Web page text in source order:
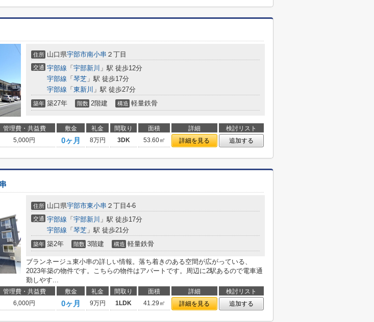
住所 山口県宇部市南小串 ２丁目
交通 宇部線 「 宇部新川 」駅 徒歩12分
宇部線 「 琴芝 」駅 徒歩17分
宇部線 「 東新川 」駅 徒歩27分
築年 築27年 階数 2階建 構造 軽量鉄骨
管理費・共益費 敷金 礼金 間取り 面積 詳細
検討リスト
5,000円 0ヶ月 8万円 3DK 53.60㎡ 詳細を見る 追加する
住所 山口県宇部市東小串 ２丁目4-6
交通 宇部線 「 宇部新川 」駅 徒歩17分
宇部線 「 琴芝 」駅 徒歩21分
築年 築2年 階数 3階建 構造 軽量鉄骨
ブランネージュ東小串の詳しい情報。落ち着きのある空間が広がっている、
2023年築の物件です。こちらの物件はアパートです。周辺に2駅あるので電車通
勤しやす...
管理費・共益費 敷金 礼金 間取り 面積 詳細
検討リスト
6,000円 0ヶ月 9万円 1LDK 41.29㎡ 詳細を見る 追加する